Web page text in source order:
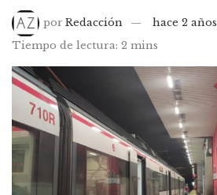
por Redacción
hace 2 años
Tiempo de lectura: 2 mins